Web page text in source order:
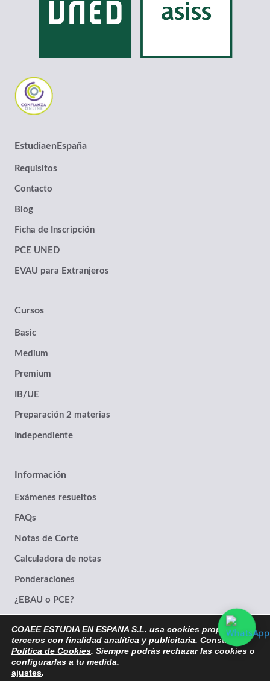
EstudiaenEspaña
Requisitos
Contacto
Blog
Ficha de Inscripción
PCE UNED
EVAU para Extranjeros
Cursos
Basic
Medium
Premium
IB/UE
Preparación 2 materias
Independiente
Información
Exámenes resueltos
FAQs
Notas de Corte
Calculadora de notas
Ponderaciones
¿EBAU o PCE?
© 2014- 2026 | Estudia en España® Marca Registrada. Empresa con
CIF. B19690056. Registro Mercantil Granada, España.
COAEE ESTUDIA EN ESPANA S.L. usa cookies propias y de
terceros con finalidad analítica y publicitaria. Consulta la
Política de Cookies. Siempre podrás rechazar las cookies o
configurarlas a tu medida.
ajustes.